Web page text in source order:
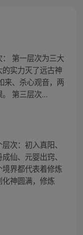
第一层次为三大
实力灭了远古神
来、杀心观音，两
第三层次...
次：初入真阳、
仙、元婴出窍、
界都代表着修炼
神圆满，修炼